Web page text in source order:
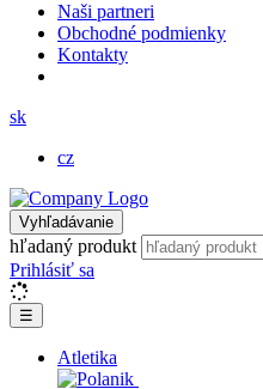
Naši partneri
Obchodné podmienky
Kontakty
sk
cz
Vyhľadávanie
hľadaný produkt
Prihlásiť sa
☰
Atletika